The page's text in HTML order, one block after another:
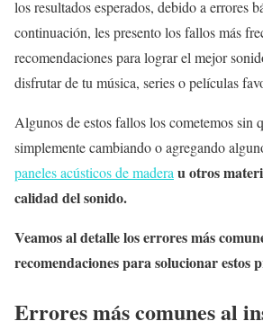
los resultados esperados, debido a errores
continuación, les presento los fallos más
recomendaciones para lograr el mejor
disfrutar de tu música, series o películas
Algunos de estos fallos los cometemos sin
simplemente cambiando o agregando
paneles acústicos de madera u otros
calidad del sonido.
Veamos al detalle los errores más
recomendaciones para solucionar estos
Errores más comunes al